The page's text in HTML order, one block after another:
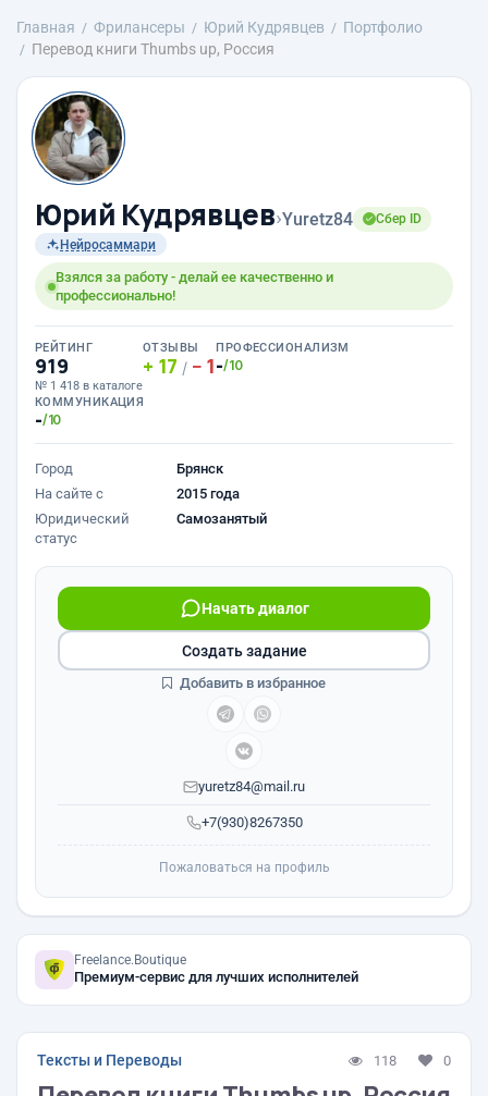
Главная Фрилансеры Юрий Кудрявцев
Портфолио
Перевод книги Thumbs up, Россия
Юрий Кудрявцев›Yuretz84
Сбер ID
Нейросаммари
Взялся за работу - делай ее качественно и
профессионально!
РЕЙТИНГ
919
№ 1 418 в каталоге
ОТЗЫВЫ
17 / 1
ПРОФЕССИОНАЛИЗМ
-/10
КОММУНИКАЦИЯ
-/10
Город
Брянск
На сайте с
2015 года
Юридический
статус
Самозанятый
+7(930)8267350
Начать диалог
yuretz84@mail.ru
Создать задание
Добавить в избранное
Пожаловаться на профиль
Freelance.Boutique
Премиум-сервис для лучших исполнителей
Тексты и Переводы 118 0